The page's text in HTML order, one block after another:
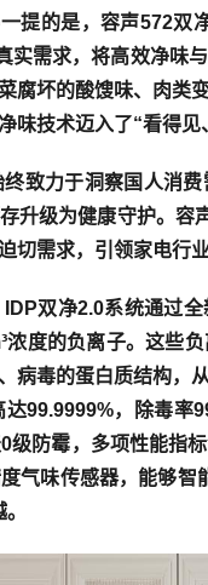
提的是，容声572双
实需求，将高效净味
腐坏的酸馊味、肉类
技术迈入了“看得见
致力于洞察国人消
升级为健康守护。容
切需求，引领家电行
双净2.0系统通过
浓度的负离子。这些
病毒的蛋白质结构，
99.9999%，除毒率
防霉，多项性能指
气味传感器，能够